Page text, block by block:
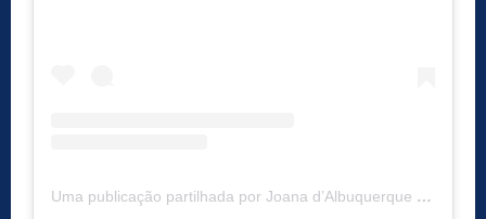
Uma publicação partilhada por Joana d’Albuquerque (@peoplecallmewest)